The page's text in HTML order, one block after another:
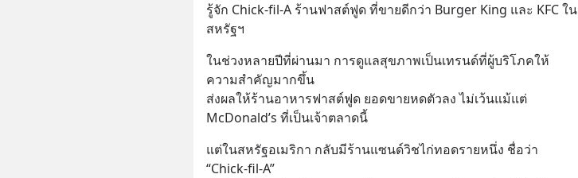
รู้จัก Chick-fil-A ร้านฟาสต์ฟูด ที่ขายดีกว่า Burger King และ KFC ใน
สหรัฐฯ
ในช่วงหลายปีที่ผ่านมา การดูแลสุขภาพเป็นเทรนด์ที่ผู้บริโภคให้
ความสำคัญมากขึ้น
ส่งผลให้ร้านอาหารฟาสต์ฟูด ยอดขายหดตัวลง ไม่เว้นแม้แต่
McDonald’s ที่เป็นเจ้าตลาดนี้
แต่ในสหรัฐอเมริกา กลับมีร้านแซนด์วิชไก่ทอดรายหนึ่ง ชื่อว่า
“Chick-fil-A”